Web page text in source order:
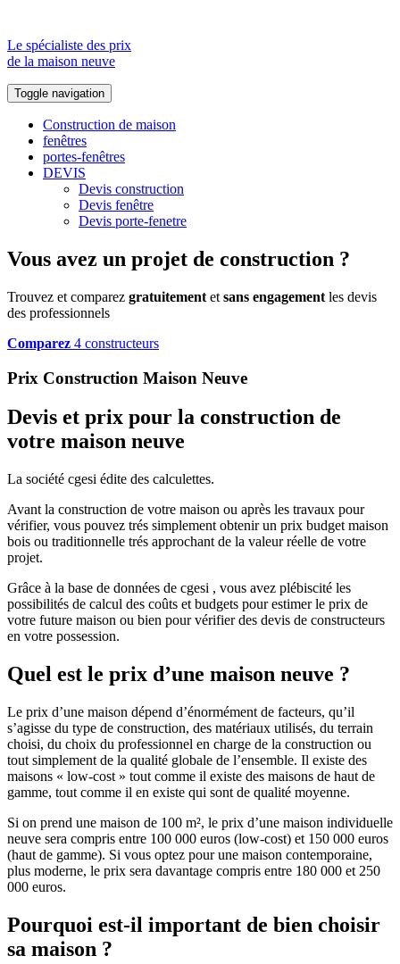
Le spécialiste des prix
de la maison neuve
Toggle navigation
Construction de maison
fenêtres
portes-fenêtres
DEVIS
Devis construction
Devis fenêtre
Devis porte-fenetre
Vous avez un projet de construction ?
Trouvez et comparez gratuitement et sans engagement les devis
des professionnels
Comparez 4 constructeurs
Prix Construction Maison Neuve
Devis et prix pour la construction de
votre maison neuve
La société cgesi édite des calculettes.
Avant la construction de votre maison ou après les travaux pour
vérifier, vous pouvez trés simplement obtenir un prix budget maison
bois ou traditionnelle trés approchant de la valeur réelle de votre
projet.
Grâce à la base de données de cgesi , vous avez plébiscité les
possibilités de calcul des coûts et budgets pour estimer le prix de
votre future maison ou bien pour vérifier des devis de constructeurs
en votre possession.
Quel est le prix d’une maison neuve ?
Le prix d’une maison dépend d’énormément de facteurs, qu’il
s’agisse du type de construction, des matériaux utilisés, du terrain
choisi, du choix du professionnel en charge de la construction ou
tout simplement de la qualité globale de l’ensemble. Il existe des
maisons « low-cost » tout comme il existe des maisons de haut de
gamme, tout comme il en existe qui sont de qualité moyenne.
Si on prend une maison de 100 m², le prix d’une maison individuelle
neuve sera compris entre 100 000 euros (low-cost) et 150 000 euros
(haut de gamme). Si vous optez pour une maison contemporaine,
plus moderne, le prix sera davantage compris entre 180 000 et 250
000 euros.
Pourquoi est-il important de bien choisir
sa maison ?